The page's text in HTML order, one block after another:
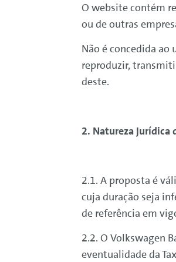
O website contém
ou de outras
Não é concedida
reproduzir,
deste.
2. Natureza Jurídica
2.1. A proposta é
cuja duração seja
de referência em
2.2. O Volkswagen
eventualidade da